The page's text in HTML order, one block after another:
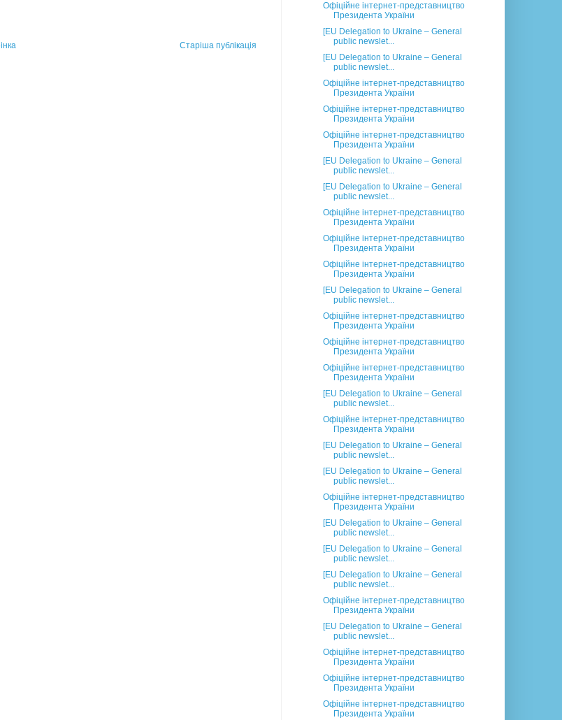
Старіша публікація
Офіційне інтернет-представництво
Президента України
[EU Delegation to Ukraine – General
public newslet...
[EU Delegation to Ukraine – General
public newslet...
Офіційне інтернет-представництво
Президента України
Офіційне інтернет-представництво
Президента України
Офіційне інтернет-представництво
Президента України
[EU Delegation to Ukraine – General
public newslet...
[EU Delegation to Ukraine – General
public newslet...
Офіційне інтернет-представництво
Президента України
Офіційне інтернет-представництво
Президента України
Офіційне інтернет-представництво
Президента України
[EU Delegation to Ukraine – General
public newslet...
Офіційне інтернет-представництво
Президента України
Офіційне інтернет-представництво
Президента України
Офіційне інтернет-представництво
Президента України
[EU Delegation to Ukraine – General
public newslet...
Офіційне інтернет-представництво
Президента України
[EU Delegation to Ukraine – General
public newslet...
[EU Delegation to Ukraine – General
public newslet...
Офіційне інтернет-представництво
Президента України
[EU Delegation to Ukraine – General
public newslet...
[EU Delegation to Ukraine – General
public newslet...
[EU Delegation to Ukraine – General
public newslet...
Офіційне інтернет-представництво
Президента України
[EU Delegation to Ukraine – General
public newslet...
Офіційне інтернет-представництво
Президента України
Офіційне інтернет-представництво
Президента України
Офіційне інтернет-представництво
Президента України